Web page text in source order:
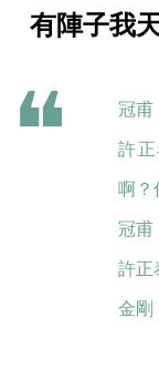
有陣子我
冠甫
許
啊？
冠甫
許正
金剛